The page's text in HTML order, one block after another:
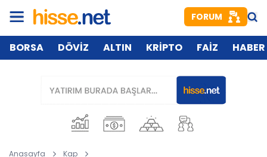
FORUM
BORSA DÖVİZ ALTIN KRİPTO FAİZ HABER
Anasayfa Kap